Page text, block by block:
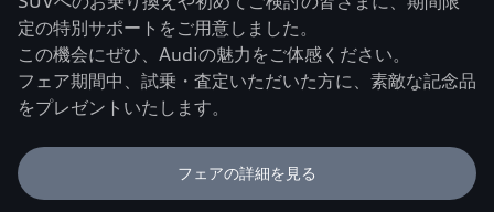
定の特別サポートをご用意しました。
この機会にぜひ、Audiの魅力をご体感ください。
フェア期間中、試乗・査定いただいた方に、素敵な記念品
をプレゼントいたします。
フェアの詳細を見る